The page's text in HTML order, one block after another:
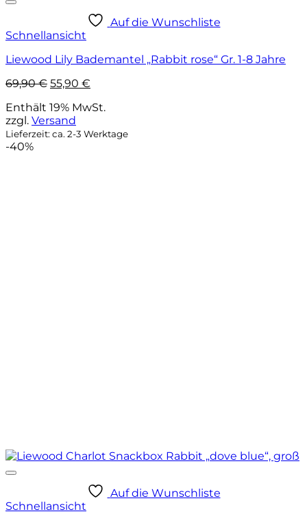
Auf die Wunschliste
Schnellansicht
Liewood Lily Bademantel „Rabbit rose“ Gr. 1-8 Jahre
69,90€ Ursprünglicher
war:
69,90 €
55,90 €
ist:
Enthält 19% MwSt.
zzgl. Versand
Lieferzeit: ca. 2-3 Werktage
-40%
Auf die Wunschliste
Schnellansicht